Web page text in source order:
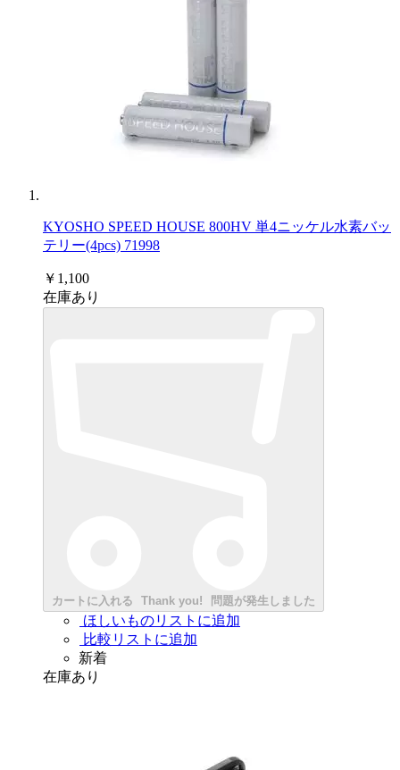
KYOSHO SPEED HOUSE 800HV 単4ニッケル水素バッ
テリー(4pcs) 71998
￥1,100
在庫あり
カートに入れる Thank you! 問題が発生しました
ほしいものリストに追加
比較リストに追加
新着
在庫あり